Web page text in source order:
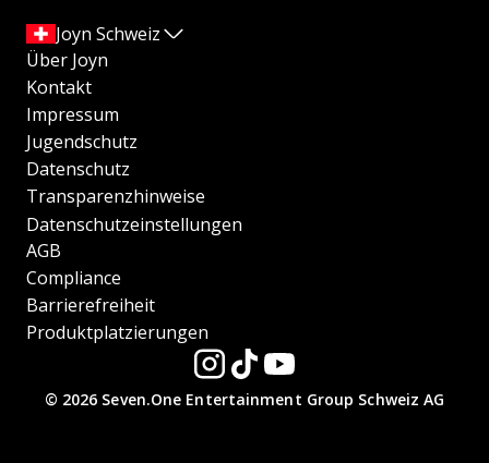
Joyn Schweiz
Über Joyn
Kontakt
Impressum
Jugendschutz
Datenschutz
Transparenzhinweise
Datenschutzeinstellungen
AGB
Compliance
Barrierefreiheit
Produktplatzierungen
© 2026 Seven.One Entertainment Group Schweiz AG